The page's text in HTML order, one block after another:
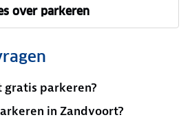
over parkeren
gratis parkeren?
in Zandvoort?